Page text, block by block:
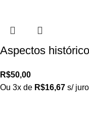
Aspectos
R$50,00
Ou 3x de R$16,67 s/